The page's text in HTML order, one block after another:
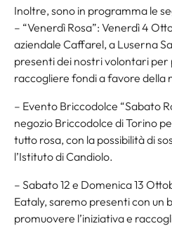
Inoltre, sono in programma le
– “Venerdì Rosa”: Venerdì 4
aziendale Caffarel, a Luserna
presenti dei nostri volontari per
raccogliere fondi a favore della
– Evento Briccodolce “Sabato
negozio Briccodolce di Torino
tutto rosa, con la possibilità di
l’Istituto di Candiolo.
– Sabato 12 e Domenica 13
Eataly, saremo presenti con un
promuovere l’iniziativa e